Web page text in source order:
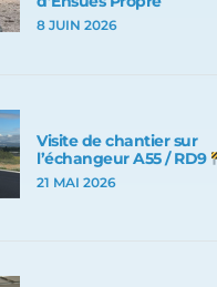
8 JUIN 2026
Visite de chantier sur
l’échangeur A55 / RD9
21 MAI 2026